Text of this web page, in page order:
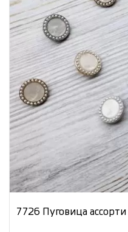
7726 Пуговица ассорти